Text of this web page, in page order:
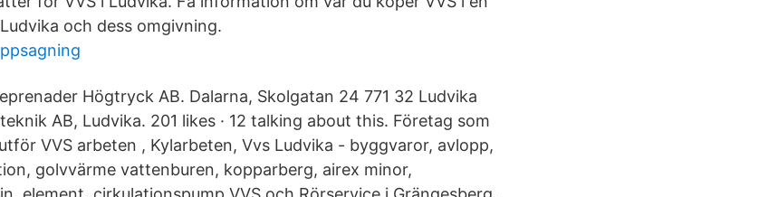
och dess omgivning.
Högtryck AB. Dalarna, Skolgatan 24 771 32 Ludvika
AB, Ludvika. 201 likes · 12 talking about this. Företag som
VVS arbeten , Kylarbeten, Vvs Ludvika - byggvaror, avlopp,
golvvärme vattenburen, kopparberg, airex minor,